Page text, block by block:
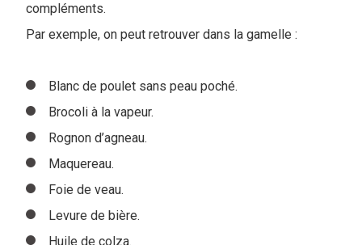
compléments.
Par exemple, on peut retrouver dans la gamelle :
Blanc de poulet sans peau poché.
Brocoli à la vapeur.
Rognon d’agneau.
Maquereau.
Foie de veau.
Levure de bière.
Huile de colza.